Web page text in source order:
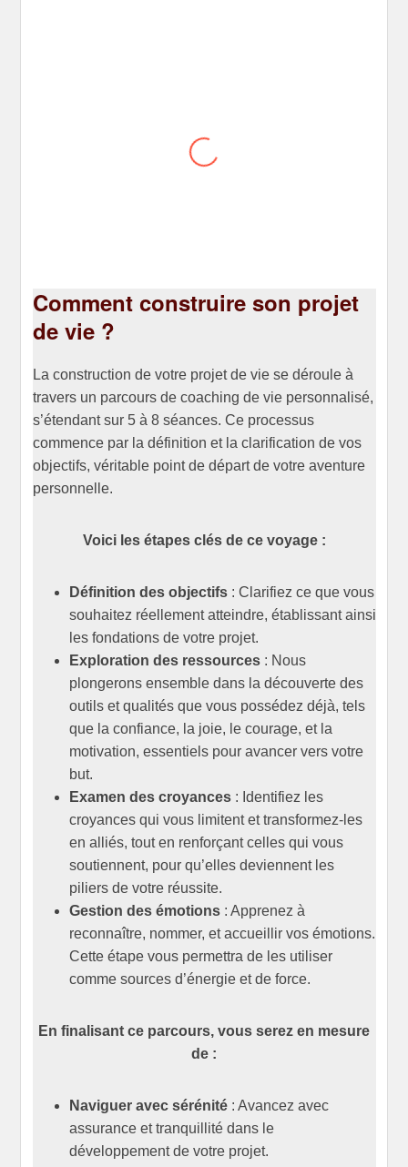
une direction et mes priorités dans mon
orientation professionnelle, il a été d’une
Comment construire son projet
de vie ?
La construction de votre projet de vie se déroule à
travers un parcours de coaching de vie personnalisé,
s’étendant sur 5 à 8 séances. Ce processus
commence par la définition et la clarification de vos
objectifs, véritable point de départ de votre aventure
personnelle.
Voici les étapes clés de ce voyage :
Définition des objectifs: Clarifiez ce que vous
souhaitez réellement atteindre, établissant ainsi
les fondations de votre projet.
Exploration des ressources: Nous
plongerons ensemble dans la découverte des
outils et qualités que vous possédez déjà, tels
que la confiance, la joie, le courage, et la
motivation, essentiels pour avancer vers votre
but.
Examen des croyances: Identifiez les
croyances qui vous limitent et transformez-les
en alliés, tout en renforçant celles qui vous
soutiennent, pour qu’elles deviennent les
piliers de votre réussite.
Gestion des émotions: Apprenez à
reconnaître, nommer, et accueillir vos émotions.
Cette étape vous permettra de les utiliser
comme sources d’énergie et de force.
En finalisant ce parcours, vous serez en mesure
de :
Naviguer avec sérénité: Avancez avec
assurance et tranquillité dans le
développement de votre projet.